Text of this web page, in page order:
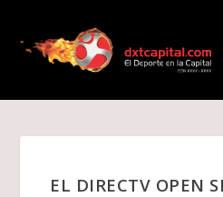
EL DIRECTV OPEN